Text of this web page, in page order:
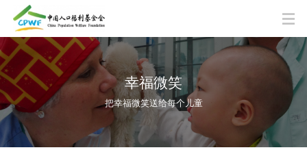
幸福微笑
把幸福微笑送给每个儿童